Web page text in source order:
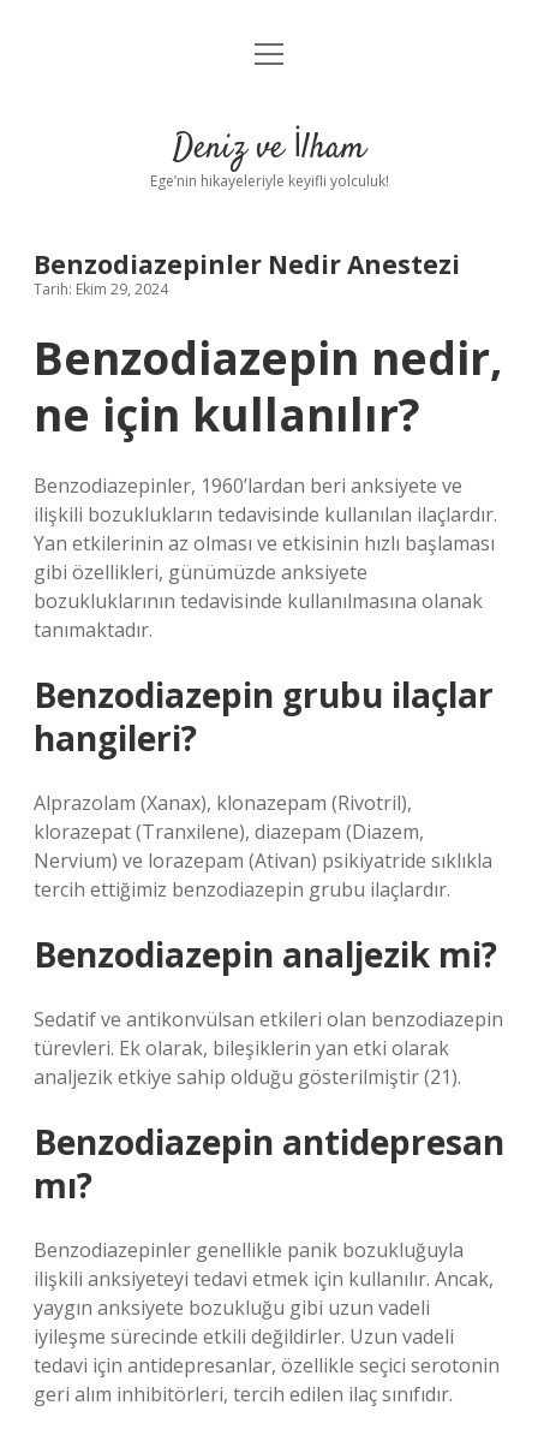
Anasayfa
Yasal Uyarı
menüyü
Deniz ve İlham
Ege’nin hikayeleriyle keyifli yolculuk!
Benzodiazepinler Nedir Anestezi
Tarih: Ekim 29, 2024
Benzodiazepin nedir,
ne için kullanılır?
Benzodiazepinler, 1960’lardan beri anksiyete ve
ilişkili bozuklukların tedavisinde kullanılan ilaçlardır.
Yan etkilerinin az olması ve etkisinin hızlı başlaması
gibi özellikleri, günümüzde anksiyete
bozukluklarının tedavisinde kullanılmasına olanak
tanımaktadır.
Benzodiazepin grubu ilaçlar
hangileri?
Alprazolam (Xanax), klonazepam (Rivotril),
klorazepat (Tranxilene), diazepam (Diazem,
Nervium) ve lorazepam (Ativan) psikiyatride sıklıkla
tercih ettiğimiz benzodiazepin grubu ilaçlardır.
Benzodiazepin analjezik mi?
Sedatif ve antikonvülsan etkileri olan benzodiazepin
türevleri. Ek olarak, bileşiklerin yan etki olarak
analjezik etkiye sahip olduğu gösterilmiştir (21).
Benzodiazepin antidepresan
mı?
Benzodiazepinler genellikle panik bozukluğuyla
ilişkili anksiyeteyi tedavi etmek için kullanılır. Ancak,
yaygın anksiyete bozukluğu gibi uzun vadeli
iyileşme sürecinde etkili değildirler. Uzun vadeli
tedavi için antidepresanlar, özellikle seçici serotonin
geri alım inhibitörleri, tercih edilen ilaç sınıfıdır.